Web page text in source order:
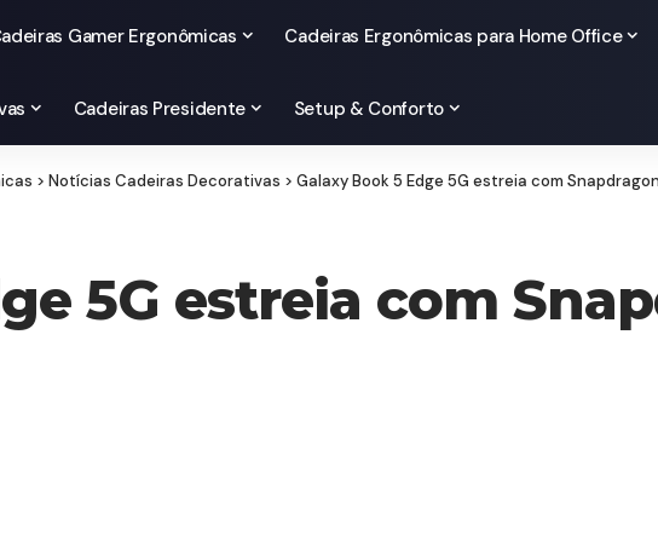
Gamer Ergonômicas Cadeiras Ergonômicas para Home Office
Cadeiras Presidente Setup & Conforto
> Notícias Cadeiras Decorativas > Galaxy Book 5 Edge 5G estreia com
5G estreia com